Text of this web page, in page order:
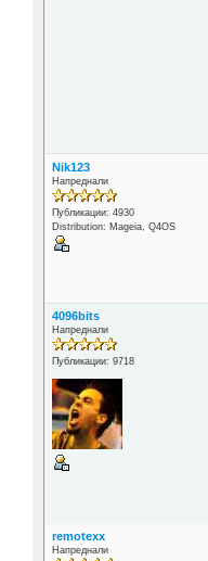
Nik123
Напреднали
Публикации: 4930
Distribution: Mageia, Q4OS
4096bits
Напреднали
Публикации: 9718
remotexx
Напреднали